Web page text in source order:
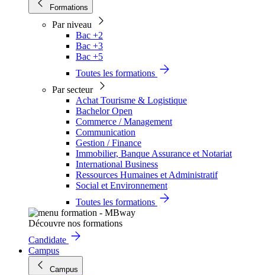
Formations
Par niveau
Bac +2
Bac +3
Bac +5
Toutes les formations
Par secteur
Achat Tourisme & Logistique
Bachelor Open
Commerce / Management
Communication
Gestion / Finance
Immobilier, Banque Assurance et Notariat
International Business
Ressources Humaines et Administratif
Social et Environnement
Toutes les formations
Découvre nos formations
Candidate
Campus
Campus